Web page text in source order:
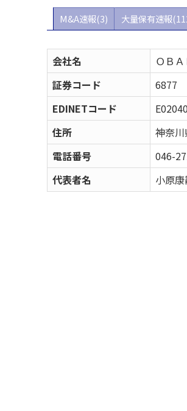
M&A速報(3) 大量保有速報
会社名
ＯＢ
証券コード
6877
EDINETコード
E02040
住所
神奈
電話番号
046-
代表者名
小原康